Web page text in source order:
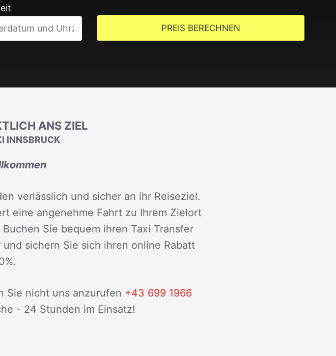
PREIS BERECHNEN
ANS ZIEL
INNSBRUCK
verlässlich und sicher an ihr Reiseziel.
eine angenehme Fahrt zu Ihrem Zielort
Sie bequem ihren Taxi Transfer
sichern Sie sich ihren online Rabatt
Sie nicht uns anzurufen +43 699 1966
- 24 Stunden im Einsatz!